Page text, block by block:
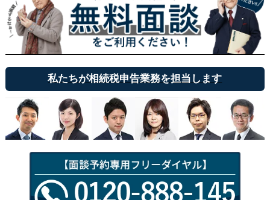
私たちが相続税申告業務を担当します